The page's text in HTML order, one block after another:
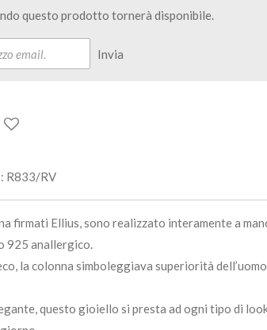
questo prodotto tornerà disponibile.
Invia
R833/RV
firmati Ellius, sono realizzato interamente a
925 anallergico.
la colonna simboleggiava superiorità
questo gioiello si presta ad ogni tipo di